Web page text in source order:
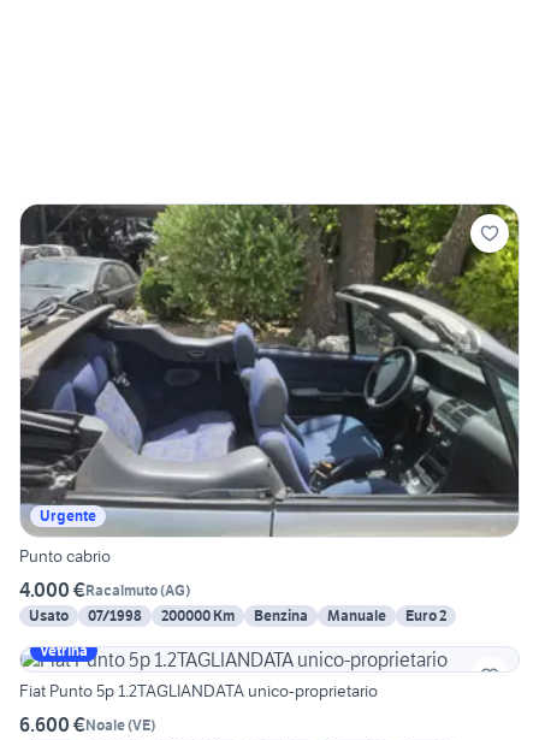
Urgente
Punto cabrio
4.000 €Racalmuto(AG)
Usato
07/1998 200000 Km Benzina Manuale
Euro 2
Vetrina
Fiat Punto 5p 1.2TAGLIANDATA unico-proprietario
6.600 €Noale(VE)